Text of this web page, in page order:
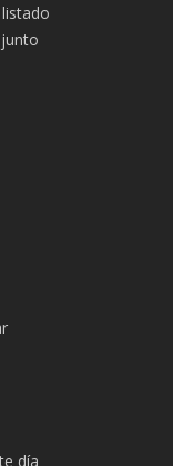
día